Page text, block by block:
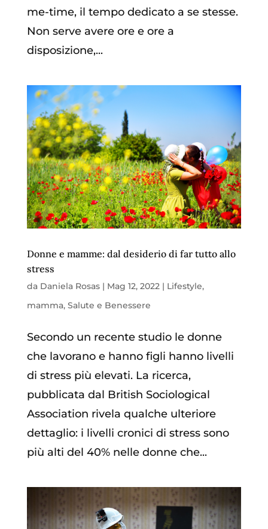
me-time, il tempo dedicato a se stesse.
Non serve avere ore e ore a
disposizione,...
Donne e mamme: dal desiderio di far tutto allo
stress
da Daniela Rosas| Mag 12, 2022 | Lifestyle,
mamma, Salute e Benessere
Secondo un recente studio le donne
che lavorano e hanno figli hanno livelli
di stress più elevati. La ricerca,
pubblicata dal British Sociological
Association rivela qualche ulteriore
dettaglio: i livelli cronici di stress sono
più alti del 40% nelle donne che...